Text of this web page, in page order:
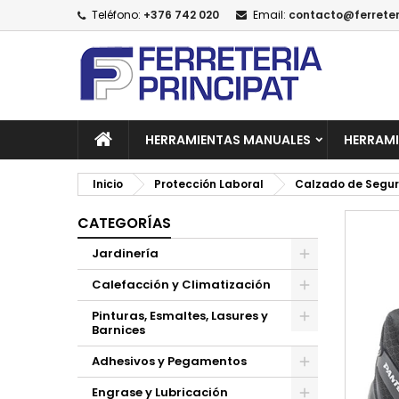
Teléfono: +376 742 020 Email:
HERRAMIENTAS MANUALES
Inicio Protección Laboral Calzado de
CATEGORÍAS
Jardinería
Calefacción y Climatización
Pinturas, Esmaltes, Lasures y
Barnices
Adhesivos y Pegamentos
Engrase y Lubricación